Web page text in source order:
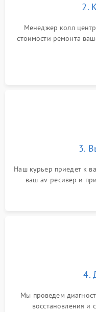
2.
Менеджер колл
стоимости ремонта
3.
Наш курьер приедет к
ваш av-ресивер и
4.
Мы проведем
восстановления и